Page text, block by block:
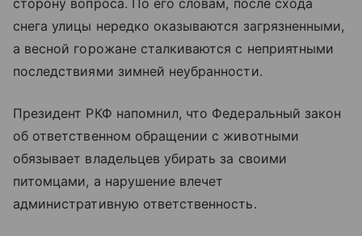
снега улицы нередко оказываются загрязненными,
а весной горожане сталкиваются с неприятными
последствиями зимней неубранности.
Президент РКФ напомнил, что Федеральный закон
об ответственном обращении с животными
обязывает владельцев убирать за своими
питомцами, а нарушение влечет
административную ответственность.